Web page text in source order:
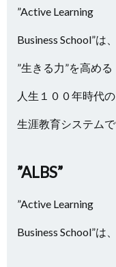
”Active Learning
Business School”は、
”生きる力”を高める
人生１００年時代の
生涯教育システムで
”ALBS”
”Active Learning
Business School”は、